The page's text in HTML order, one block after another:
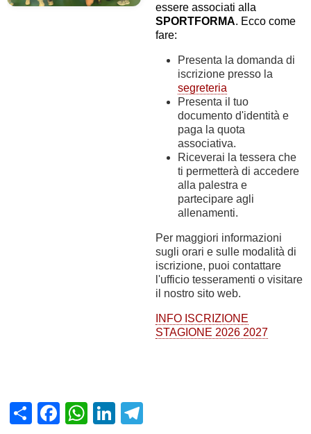
essere associati alla
SPORTFORMA. Ecco come
fare:
Presenta la domanda di
iscrizione presso la
segreteria
Presenta il tuo
documento d'identità e
paga la quota
associativa.
Riceverai la tessera che
ti permetterà di accedere
alla palestra e
partecipare agli
allenamenti.
Per maggiori informazioni
sugli orari e sulle modalità di
iscrizione, puoi contattare
l'ufficio tesseramenti o visitare
il nostro sito web.
INFO ISCRIZIONE
STAGIONE 2026 2027
ShareFacebook
WhatsApp
LinkedIn